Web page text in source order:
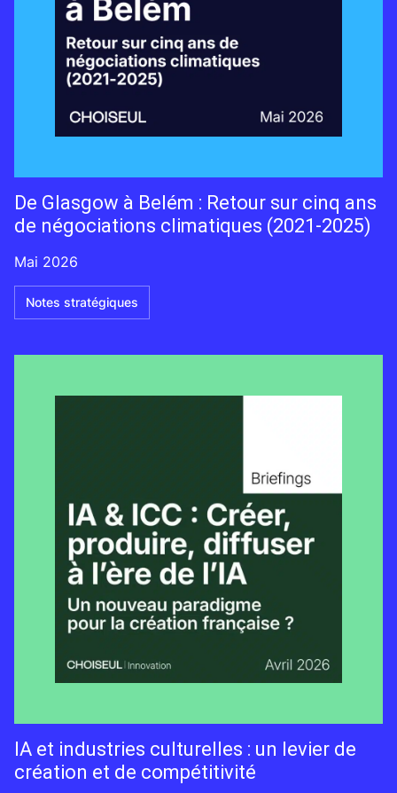
De Glasgow à Belém : Retour sur cinq ans
de négociations climatiques (2021-2025)
Mai 2026
Notes stratégiques
IA et industries culturelles : un levier de
création et de compétitivité